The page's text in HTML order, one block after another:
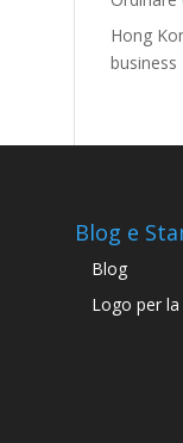
Hong
business
Blog e
Blog
Logo per